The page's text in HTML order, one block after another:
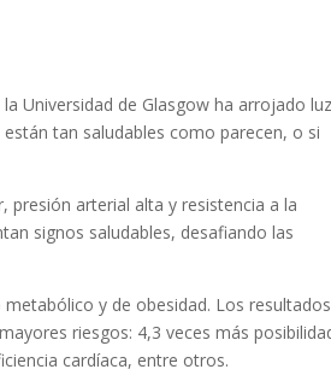
Universidad de Glasgow ha arrojado luz
tan saludables como parecen, o si
presión arterial alta y resistencia a la
signos saludables, desafiando las
y de obesidad. Los resultados
riesgos: 4,3 veces más
cardíaca, entre otros.